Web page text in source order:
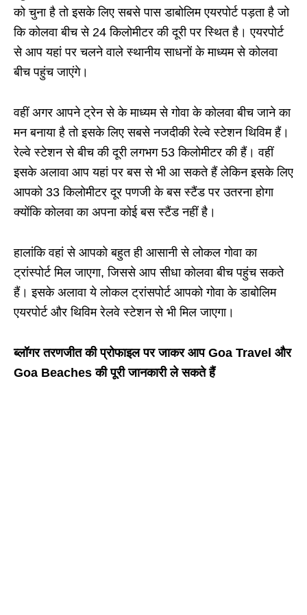
को चुना है तो इसके लिए सबसे पास डाबोलिम एयरपोर्ट पड़ता है जो
कि कोलवा बीच से 24 किलोमीटर की दूरी पर स्थित है। एयरपोर्ट
से आप यहां पर चलने वाले स्थानीय साधनों के माध्यम से कोलवा
बीच पहुंच जाएंगे।
वहीं अगर आपनेट्रेन से के माध्यम से गोवा के कोलवा बीच जाने का
मन बनाया है तो इसके लिए सबसे नजदीकी रेल्वे स्टेशन थिविम हैं।
रेल्वे स्टेशन से बीच की दूरी लगभग 53 किलोमीटर की हैं। वहीं
इसके अलावा आप यहां पर बस से भी आ सकते हैं लेकिन इसके लिए
आपको 33 किलोमीटर दूर पणजी के बस स्टैंड पर उतरना होगा
क्योंकि कोलवा का अपना कोई बस स्टैंड नहीं है।
हालांकि वहां से आपको बहुत ही आसानी से लोकल गोवा का
ट्रांस्पोर्ट मिल जाएगा, जिससे आप सीधा कोलवा बीच पहुंच सकते
हैं। इसके अलावा ये लोकल ट्रांसपोर्ट आपको गोवा के डाबोलिम
एयरपोर्ट और थिविम रेलवे स्टेशन से भी मिल जाएगा।
ब्लॉगर तरणजीत की प्रोफाइल पर जाकर आप Goa Travel और
Goa Beaches की पूरी जानकारी ले सकते हैं